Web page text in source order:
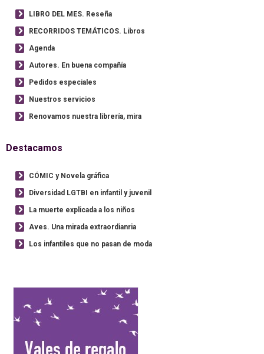
LIBRO DEL MES. Reseña
RECORRIDOS TEMÁTICOS. Libros
Agenda
Autores. En buena compañía
Pedidos especiales
Nuestros servicios
Renovamos nuestra librería, mira
Destacamos
CÓMIC y Novela gráfica
Diversidad LGTBI en infantil y juvenil
La muerte explicada a los niños
Aves. Una mirada extraordianria
Los infantiles que no pasan de moda